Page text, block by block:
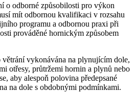
o odborné způsobilosti pro výkon
mít odbornou kvalifikaci v rozsahu
programu a odbornou praxi při
prováděné hornickým způsobem
vykonávána na plynujícím dole,
otřesy, průtržemi hornin a plynů nebo
aby alespoň polovina předepsané
na dole s obdobnými podmínkami.